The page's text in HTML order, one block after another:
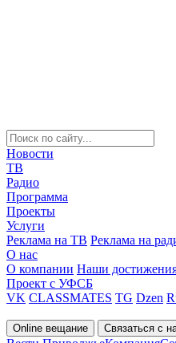
Новости
ТВ
Радио
Программа
Проекты
Услуги
Реклама на ТВ Реклама на
О нас
О компании Наши
Проект с УФСБ
VK CLASSMATES TG Dzen
Online вещание Связаться с